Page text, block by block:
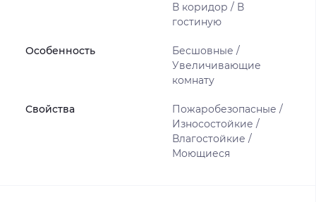
В коридор / В
гостиную
Особенность
Бесшовные /
Увеличивающие
комнату
Свойства
Пожаробезопасные /
Износостойкие /
Влагостойкие /
Моющиеся